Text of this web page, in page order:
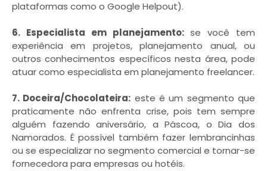
plataformas como o Google Helpout).
6. Especialista em planejamento:se você tem
experiência em projetos, planejamento anual, ou
outros conhecimentos específicos nesta área, pode
atuar como especialista em planejamento freelancer.
7. Doceira/Chocolateira: este é um segmento que
praticamente não enfrenta crise, pois tem sempre
alguém fazendo aniversário, a Páscoa, o Dia dos
Namorados. É possível também fazer lembrancinhas
ou se especializar no segmento comercial e tornar-se
fornecedora para empresas ou hotéis.